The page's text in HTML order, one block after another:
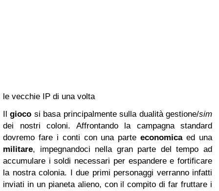
le vecchie IP di una volta
Ilgioco si basa principalmente sulla dualità gestione/sim
dei nostri coloni. Affrontando la campagna standard
dovremo fare i conti con una parteeconomicaed una
militare, impegnandoci nella gran parte del tempo ad
accumulare i soldi necessari per espandere e fortificare
la nostra colonia. I due primi personaggi verranno infatti
inviati in un pianeta alieno, con il compito di far fruttare i